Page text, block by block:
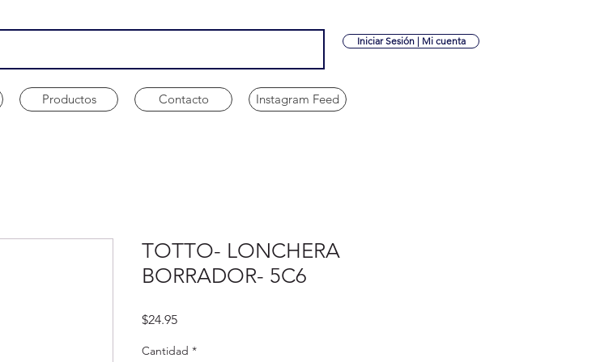
Iniciar Sesión | Mi cuenta
Productos Contacto Instagram Feed
TOTTO- LONCHERA
BORRADOR- 5C6
$24.95Precio
Cantidad *